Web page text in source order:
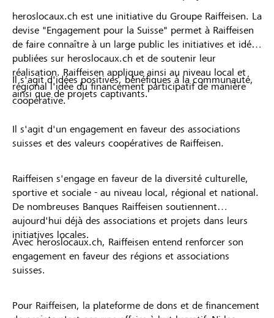
heroslocaux.ch est une initiative du Groupe Raiffeisen. La
devise "Engagement pour la Suisse" permet à Raiffeisen
de faire connaître à un large public les initiatives et idées
publiées sur heroslocaux.ch et de soutenir leur
réalisation. Raiffeisen applique ainsi au niveau local et
régional l'idée du financement participatif de manière
coopérative.
Il s'agit d'idées positives, bénéfiques à la communauté,
ainsi que de projets captivants.
Il s'agit d'un engagement en faveur des associations
suisses et des valeurs coopératives de Raiffeisen.
Raiffeisen s'engage en faveur de la diversité culturelle,
sportive et sociale - au niveau local, régional et national.
De nombreuses Banques Raiffeisen soutiennent
aujourd'hui déjà des associations et projets dans leurs
initiatives locales.
Avec heroslocaux.ch, Raiffeisen entend renforcer son
engagement en faveur des régions et associations
suisses.
Pour Raiffeisen, la plateforme de dons et de financement